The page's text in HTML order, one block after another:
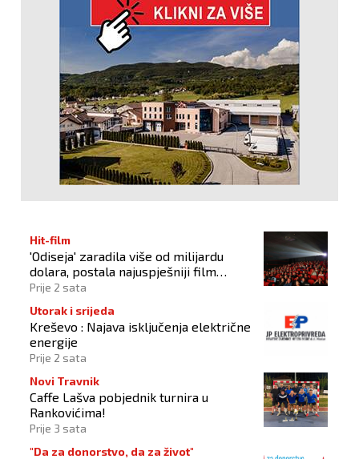
Hit-film
'Odiseja' zaradila više od milijardu
dolara, postala najuspješniji film
Christophera Nolana
Prije 2 sata
Utorak i srijeda
Kreševo : Najava isključenja električne
energije
Prije 2 sata
Novi Travnik
Caffe Lašva pobjednik turnira u
Rankovićima!
Prije 3 sata
"Da za donorstvo, da za život"